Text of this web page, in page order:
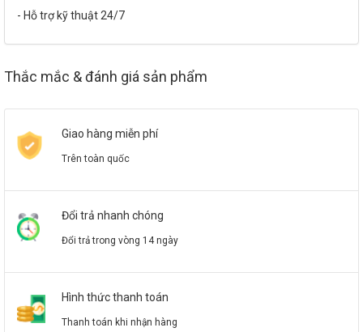
- Hỗ trợ kỹ thuật 24/7
Thắc mắc & đánh giá sản phẩm
Giao hàng miễn phí
Trên toàn quốc
Đổi trả nhanh chóng
Đổi trả trong vòng 14 ngày
Hình thức thanh toán
Thanh toán khi nhận hàng